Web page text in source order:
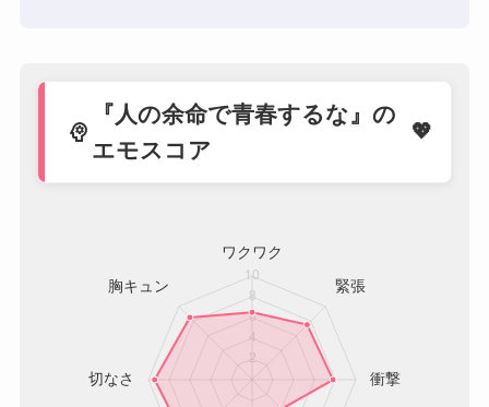
psychology
『人の余命で青春するな』の
エモスコア